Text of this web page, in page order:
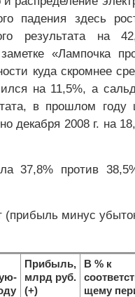
падения здесь
результата на
«Лампочка
куда скромнее
на 11,5%, а
в прошлом году
декабря 2008 г. на
37,8% против
минус
Прибыль,
млрд руб.
(+)
В % к
щему